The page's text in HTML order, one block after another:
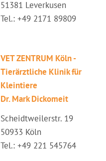
51381 Leverkusen
Tel.: +49 2171 89809
VET ZENTRUM Köln -
Tierärztliche Klinik für
Kleintiere
Dr. Mark Dickomeit
Scheidtweilerstr. 19
50933 Köln
Tel.: +49 221 545764